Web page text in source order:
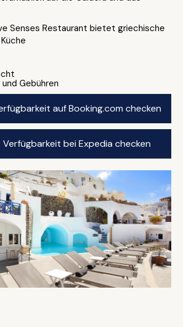
Senses Restaurant bietet griechische
Gebühren
auf Booking.com checken
Verfügbarkeit bei Expedia checken